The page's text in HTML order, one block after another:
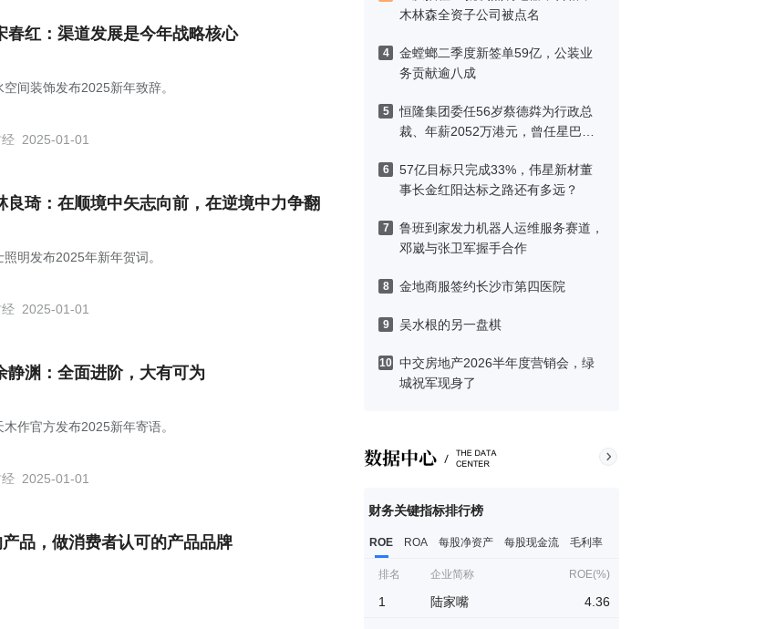
木林森全资子公司被点名
4
金螳螂二季度新签单59亿，公装业
务贡献逾八成
5
恒隆集团委任56岁蔡德粦为行政总
裁、年薪2052万港元，曾任星巴克
6
57亿目标只完成33%，伟星新材董
事长金红阳达标之路还有多远？
7
鲁班到家发力机器人运维服务赛道，
邓崴与张卫军握手合作
8 金地商服签约长沙市第四医院
9 吴水根的另一盘棋
10 中交房地产2026半年度营销会，绿
城祝军现身了
财务关键指标排行榜
ROE ROA 每股净资产 每股现金流 毛利率
排名 企业简称 ROE(%)
1 陆家嘴 4.36
春红：渠道发展是今年战略核心
间装饰发布2025新年致辞。
2025-01-01
良琦：在顺境中矢志向前，在逆境中力争翻
明发布2025年新年贺词。
2025-01-01
静渊：全面进阶，大有可为
作官方发布2025新年寄语。
2025-01-01
品，做消费者认可的产品品牌